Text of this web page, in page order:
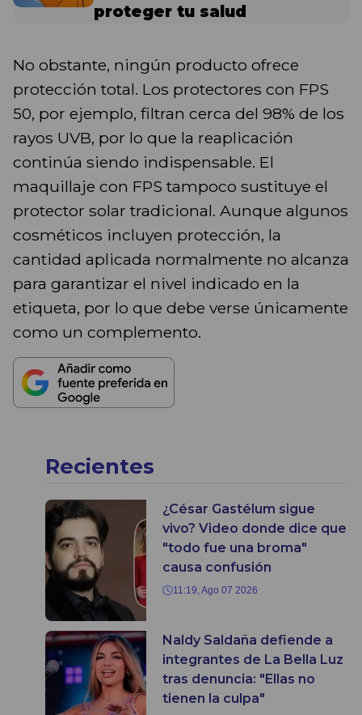
proteger tu salud
No obstante, ningún producto ofrece
protección total. Los protectores con FPS
50, por ejemplo, filtran cerca del 98% de los
rayos UVB, por lo que la reaplicación
continúa siendo indispensable. El
maquillaje con FPS tampoco sustituye el
protector solar tradicional. Aunque algunos
cosméticos incluyen protección, la
cantidad aplicada normalmente no alcanza
para garantizar el nivel indicado en la
etiqueta, por lo que debe verse únicamente
como un complemento.
Recientes
¿César Gastélum sigue
vivo? Video donde dice que
"todo fue una broma"
causa confusión
11:19, Ago 07 2026
Naldy Saldaña defiende a
integrantes de La Bella Luz
tras denuncia: "Ellas no
tienen la culpa"